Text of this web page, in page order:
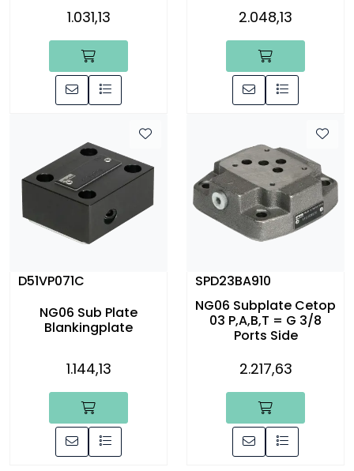
1.031,13 2.048,13
D51VP071C
NG06 Sub Plate
Blankingplate
1.144,13
SPD23BA910
NG06 Subplate Cetop
03 P,A,B,T = G 3/8
Ports Side
2.217,63